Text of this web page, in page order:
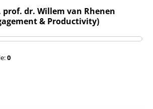
dr. Willem van Rhenen
& Productivity)
0